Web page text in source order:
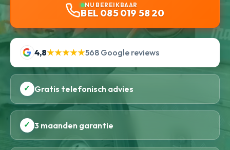
NU BEREIKBAAR
BEL 085 019 58 20
4,8★★★★★568 Google reviews
✓ Gratis telefonisch advies
✓ 3 maanden garantie